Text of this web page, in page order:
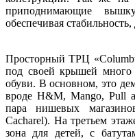
приподнимающие
обеспечивая
Просторный ТРЦ
под своей крышей
обуви. В основном, это
вроде H&M, Mango, Pull
пара нишевых
Cacharel). На третьем
зона для детей, с